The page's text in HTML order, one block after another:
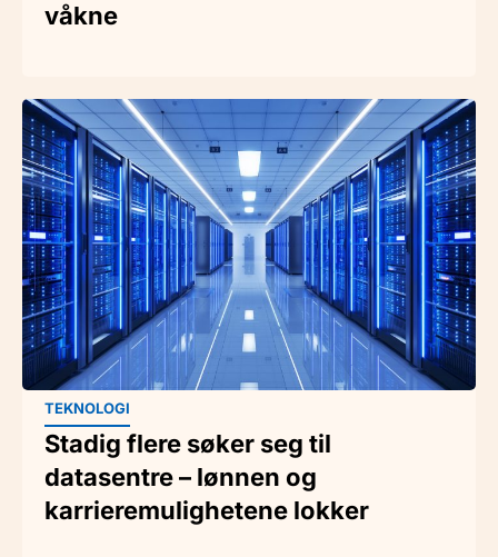
våkne
TEKNOLOGI
Stadig flere søker seg til
datasentre – lønnen og
karrieremulighetene lokker